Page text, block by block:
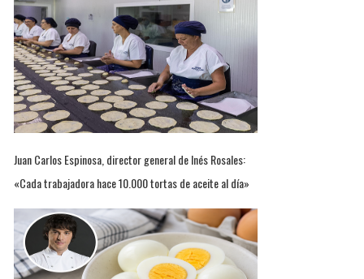
Juan Carlos Espinosa, director general de Inés Rosales:
«Cada trabajadora hace 10.000 tortas de aceite al día»